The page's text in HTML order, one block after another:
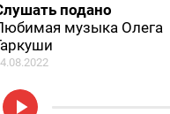
подано
музыка Олега